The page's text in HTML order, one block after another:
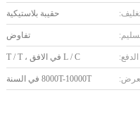
حقيبة بلاستيكية
تفاوض
L / C في الافق ، T / T
8000T-10000T في السنة